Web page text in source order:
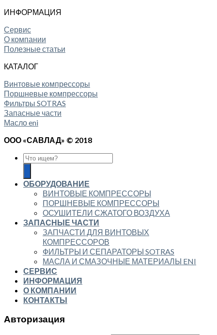
ИНФОРМАЦИЯ
Сервис
О компании
Полезные статьи
КАТАЛОГ
Винтовые компрессоры
Поршневые компрессоры
Фильтры SOTRAS
Запасные части
Масло eni
ООО «САВЛАД» © 2018
ОБОРУДОВАНИЕ
ВИНТОВЫЕ КОМПРЕССОРЫ
ПОРШНЕВЫЕ КОМПРЕССОРЫ
ОСУШИТЕЛИ СЖАТОГО ВОЗДУХА
ЗАПАСНЫЕ ЧАСТИ
ЗАПЧАСТИ ДЛЯ ВИНТОВЫХ
КОМПРЕССОРОВ
ФИЛЬТРЫ И СЕПАРАТОРЫ SOTRAS
МАСЛА И СМАЗОЧНЫЕ МАТЕРИАЛЫ ENI
СЕРВИС
ИНФОРМАЦИЯ
О КОМПАНИИ
КОНТАКТЫ
Авторизация